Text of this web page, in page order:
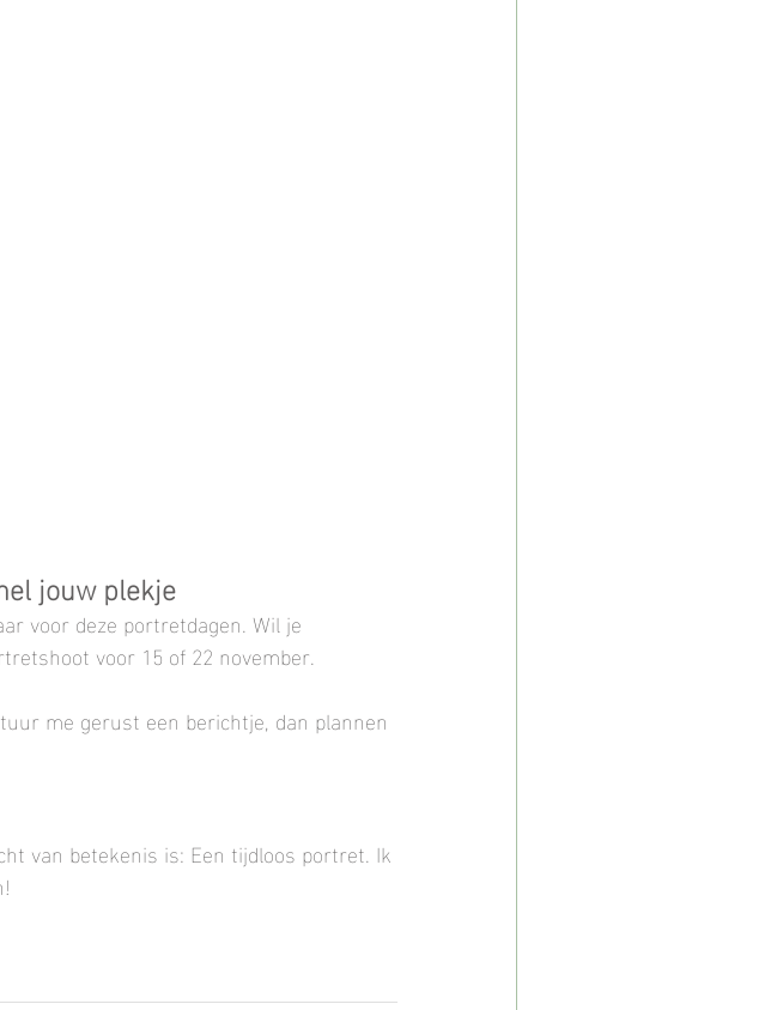
jouw plekje
voor deze portretdagen. Wil je
voor 15 of 22 november.
me gerust een berichtje, dan plannen
van betekenis is: Een tijdloos portret. Ik